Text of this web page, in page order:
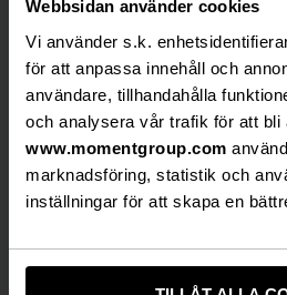
Webbsidan använder cookies
Vi använder s.k.
för att anpassa innehåll och
användare, tillhandahålla
och analysera vår trafik för att bli
www.momentgroup.com
marknadsföring, statistik och
inställningar för att skapa en
av Edward af Sillén och
Solfors, en av Sveriges
en mix av den senaste
i absolut världsklass.
Det känns fantastiskt
fint mottagande i
hösten får fortsätta
här showen så att få